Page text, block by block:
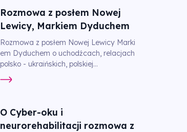
Rozmowa z posłem Nowej
Lewicy, Markiem Dyduchem
Rozmowa z posłem Nowej Lewicy Marki
em Dyduchem o uchodźcach, relacjach
polsko - ukraińskich, polskiej...
O Cyber-oku i
neurorehabilitacji rozmowa z